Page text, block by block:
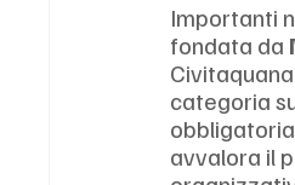
Importanti
fondata da
categoria
avvalora il